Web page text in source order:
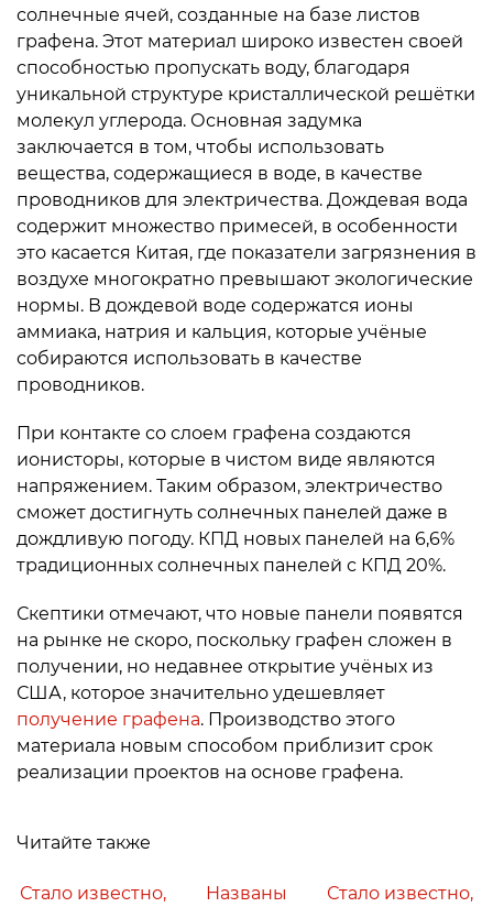
солнечные ячей, созданные на базе листов
графена. Этот материал широко известен своей
способностью пропускать воду, благодаря
уникальной структуре кристаллической решётки
молекул углерода. Основная задумка
заключается в том, чтобы использовать
вещества, содержащиеся в воде, в качестве
проводников для электричества. Дождевая вода
содержит множество примесей, в особенности
это касается Китая, где показатели загрязнения в
воздухе многократно превышают экологические
нормы. В дождевой воде содержатся ионы
аммиака, натрия и кальция, которые учёные
собираются использовать в качестве
проводников.
При контакте со слоем графена создаются
ионисторы, которые в чистом виде являются
напряжением. Таким образом, электричество
сможет достигнуть солнечных панелей даже в
дождливую погоду. КПД новых панелей на 6,6%
традиционных солнечных панелей с КПД 20%.
Скептики отмечают, что новые панели появятся
на рынке не скоро, поскольку графен сложен в
получении, но недавнее открытие учёных из
США, которое значительно удешевляет
получение графена. Производство этого
материала новым способом приблизит срок
реализации проектов на основе графена.
Читайте также
Стало известно,
Названы
Стало известно,